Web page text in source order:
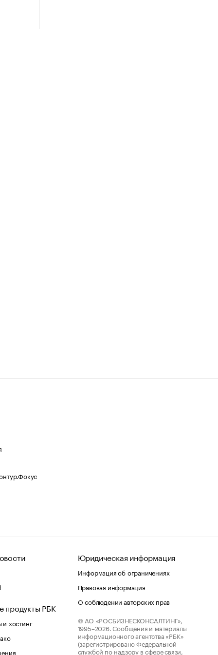
продукты РБК
хостинг
Юридическая информация
Информация об ограничениях
Правовая информация
О соблюдении авторских прав
© АО «РОСБИЗНЕСКОНСАЛТИНГ»,
1995–2026. Сообщения и материалы
информационного агентства «РБК»
(зарегистрировано Федеральной
службой по надзору в сфере связи,